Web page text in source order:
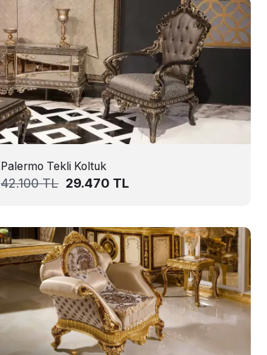
Palermo Tekli Koltuk
42.100TL 29.470 TL